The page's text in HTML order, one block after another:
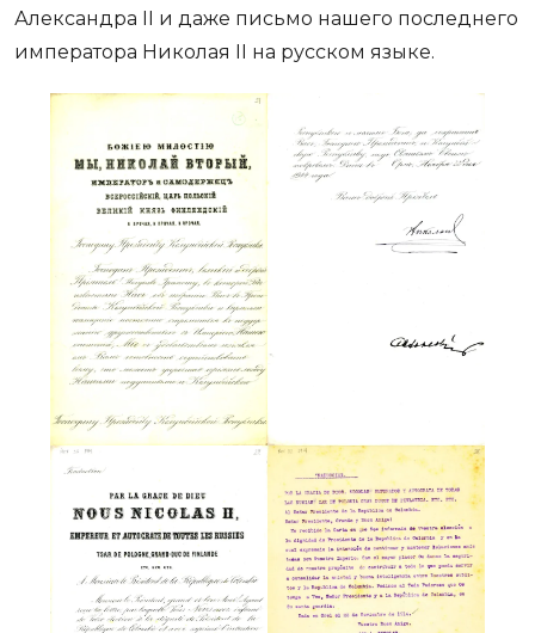
Александра II и даже письмо нашего последнего
императора Николая II на русском языке.